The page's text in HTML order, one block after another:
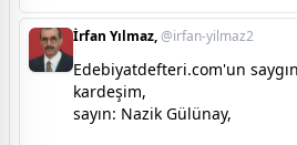
İrfan Yılmaz,@irfan-yilmaz2
Edebiyatdefteri.com'un
kardeşim,
sayın: Nazik Gülünay,